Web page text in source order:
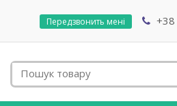
Передзвонить мені